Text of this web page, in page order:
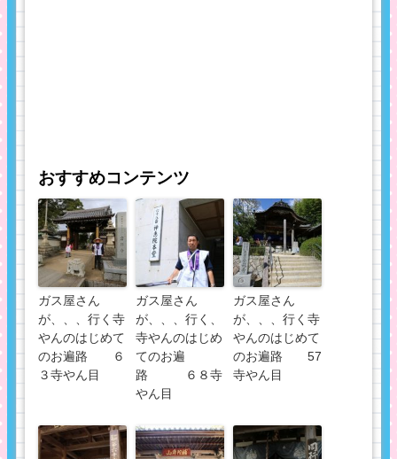
おすすめコンテンツ
ガス屋さん
が、、、行く寺
やんのはじめて
のお遍路 ６
３寺やん目
ガス屋さん
が、、、行く、
寺やんのはじめ
てのお遍
路 ６８寺
やん目
ガス屋さん
が、、、行く寺
やんのはじめて
のお遍路 57
寺やん目